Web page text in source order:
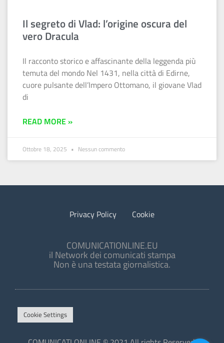
Il segreto di Vlad: l’origine oscura del
vero Dracula
Il racconto storico e affascinante della leggenda più
temuta del mondo Nel 1431, nella città di Edirne,
cuore pulsante dell’Impero Ottomano, il giovane Vlad
di
READ MORE »
Ottobre 18, 2025 Nessun commento
Privacy Policy Cookie
COMUNICATIONLINE.EU
il Network dei comunicati stampa
Non è una testata giornalistica.
Cookie Settings